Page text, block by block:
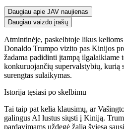
Daugiau apie JAV naujienas
Daugiau vaizdo įrašų
Atmintinėje, paskelbtoje likus
Donaldo Trumpo vizito pas Kinijos
žadama padidinti įtampą ilgalaikiame
konkuruojančių supervalstybių, kurią
surengtas sulaikymas.
Istorija tęsiasi po skelbimu
Tai taip pat kelia klausimų, ar
galingus AI lustus siųsti į Kiniją.
pardavimams uždegė žalią šviesą